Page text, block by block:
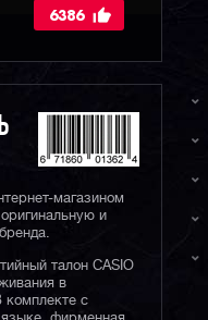
6386
магазином
и
талон CASIO
в
комплекте с